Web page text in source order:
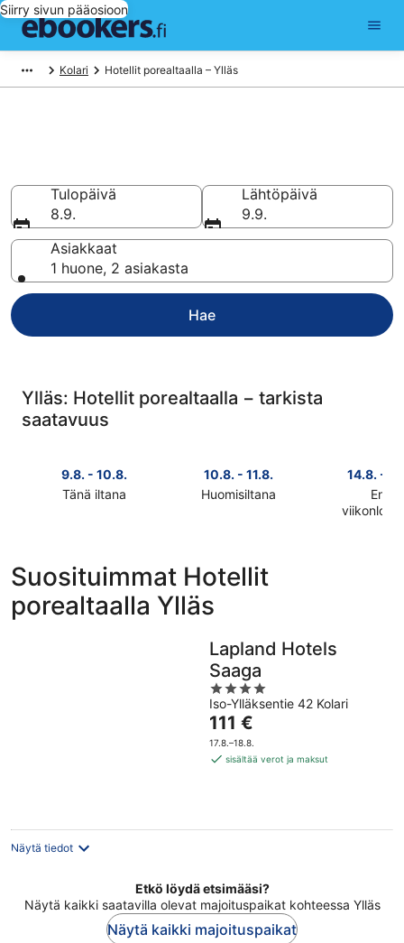
Siirry sivun pääosioon
Kolari Hotellit porealtaalla – Ylläs
Tulopäivä
8.9.
Lähtöpäivä
9.9.
Asiakkaat
1 huone, 2 asiakasta
Hae
Ylläs: Hotellit porealtaalla − tarkista
saatavuus
9.8. - 10.8.
Tänä iltana
hinnat
täksi
illaksi
eli
10.8. - 11.8.
Huomisiltana
hinnat
huomisillaksi
eli
10.8.
11.8.
14.8. -
Ensi
14.8.
Suosituimmat Hotellit
porealtaalla Ylläs
Lapland Hotels
Saaga
4
out
of
5
Iso-Ylläksentie 42 Kolari
Hinta
on
111 €
111 €
17.8.–18.8.
sisältää verot ja maksut
Näytä tiedot
Etkö löydä etsimääsi?
Näytä kaikki saatavilla olevat majoituspaikat kohteessa Ylläs
Näytä kaikki majoituspaikat